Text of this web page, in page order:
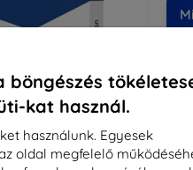
böngészés
kat használ.
használunk. Egyesek
oldal megfelelő